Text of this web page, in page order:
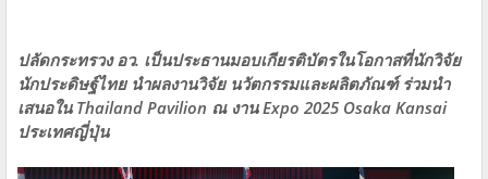
ปลัดกระทรวง อว. เป็นประธานมอบเกียรติบัตรในโอกาสที่นักวิจัย
นักประดิษฐ์ไทย นำผลงานวิจัย นวัตกรรมและผลิตภัณฑ์ ร่วมนำ
เสนอใน Thailand Pavilion ณ งาน Expo 2025 Osaka Kansai
ประเทศญี่ปุ่น